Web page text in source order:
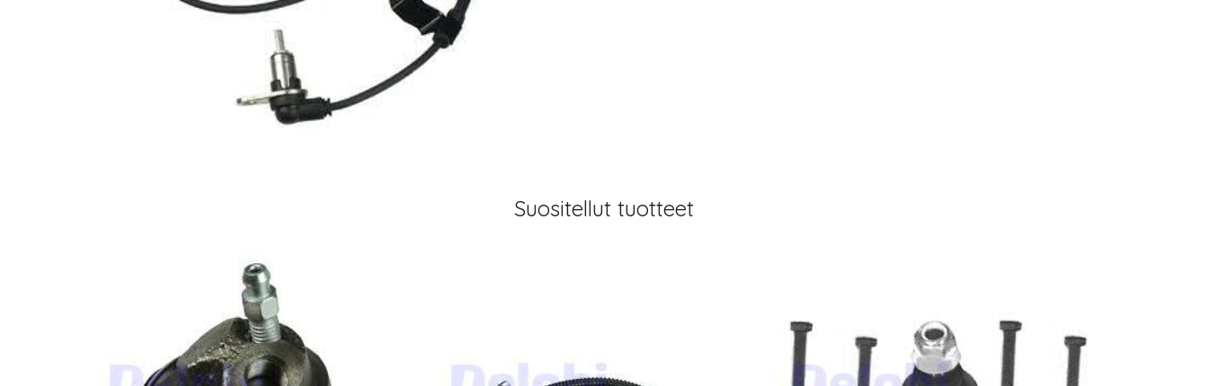
Suositellut tuotteet